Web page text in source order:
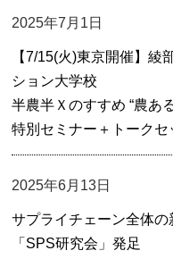
2025年7月1日
【7/15(火)東京開催】綾
ション大学校
半農半Ｘのすすめ “農あ
特別セミナー＋トークセ
2025年6月13日
サプライチェーン全体
「SPS研究会」発足